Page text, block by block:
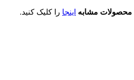
محصولات مشابه اینجا را کلیک کنید.